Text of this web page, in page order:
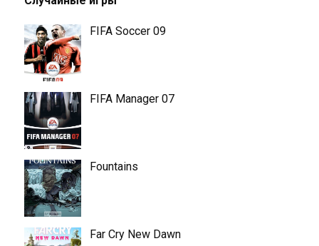
FIFA Soccer 09
FIFA Manager 07
Fountains
Far Cry New Dawn